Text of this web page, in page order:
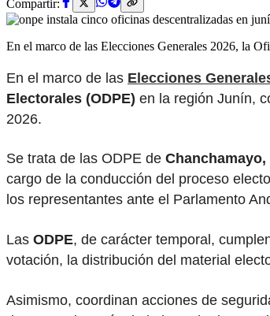
Compartir:
En el marco de las Elecciones Generales 2026, la
En el marco de las Elecciones
Electorales (ODPE) en la región Junín,
2026.
Se trata de las ODPE de Chanchamayo,
cargo de la conducción del proceso
los representantes ante el Parlamento
Las ODPE, de carácter temporal,
votación, la distribución del material
Asimismo, coordinan acciones de